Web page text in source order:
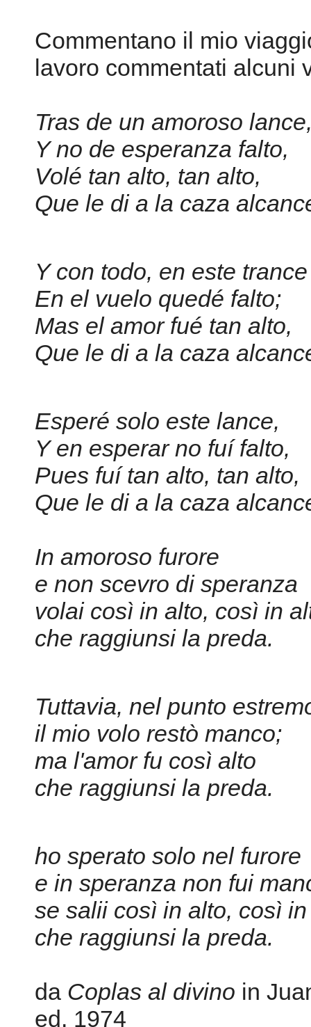
Commentano il mio
lavoro commentati alcuni
Tras de un amoroso
Y no de esperanza falto,
Volé tan alto, tan alto,
Que le di a la caza
Y con todo, en este trance
En el vuelo quedé falto;
Mas el amor fué tan alto,
Que le di a la caza
Esperé solo este lance,
Y en esperar no fuí falto,
Pues fuí tan alto, tan alto,
Que le di a la caza
In amoroso furore
e non scevro di speranza
volai così in alto, così in
che raggiunsi la preda.
Tuttavia, nel punto
il mio volo restò manco;
ma l'amor fu così alto
che raggiunsi la preda.
ho sperato solo nel furore
e in speranza non fui
se salii così in alto, così
che raggiunsi la preda.
da Coplas al divino in
ed. 1974